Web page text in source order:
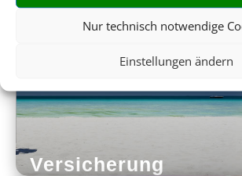
Nur technisch notwendige
Einstellungen ändern
Versicherung